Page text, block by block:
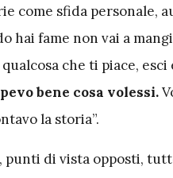
come sfida personale,
hai fame non vai a
che ti piace, esci
bene cosa volessi.
la storia”.
di vista opposti,